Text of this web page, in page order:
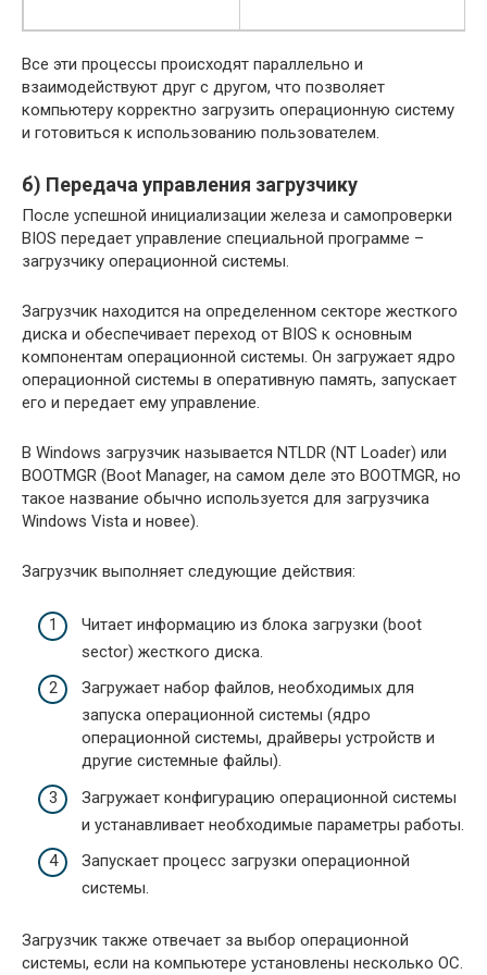
Все эти процессы происходят параллельно и
взаимодействуют друг с другом, что позволяет
компьютеру корректно загрузить операционную систему
и готовиться к использованию пользователем.
б) Передача управления загрузчику
После успешной инициализации железа и самопроверки
BIOS передает управление специальной программе –
загрузчику операционной системы.
Загрузчик находится на определенном секторе жесткого
диска и обеспечивает переход от BIOS к основным
компонентам операционной системы. Он загружает ядро
операционной системы в оперативную память, запускает
его и передает ему управление.
В Windows загрузчик называется NTLDR (NT Loader) или
BOOTMGR (Boot Manager, на самом деле это BOOTMGR, но
такое название обычно используется для загрузчика
Windows Vista и новее).
Загрузчик выполняет следующие действия:
Читает информацию из блока загрузки (boot
sector) жесткого диска.
Загружает набор файлов, необходимых для
запуска операционной системы (ядро
операционной системы, драйверы устройств и
другие системные файлы).
Загружает конфигурацию операционной системы
и устанавливает необходимые параметры работы.
Запускает процесс загрузки операционной
системы.
Загрузчик также отвечает за выбор операционной
системы, если на компьютере установлены несколько ОС.